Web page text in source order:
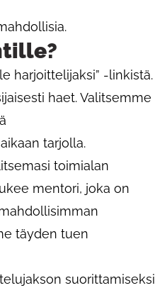
harjoittelijaksi” -linkistä.
haet. Valitsemme
tarjolla.
toimialan
mentori, joka on
täyden tuen
suorittamiseksi